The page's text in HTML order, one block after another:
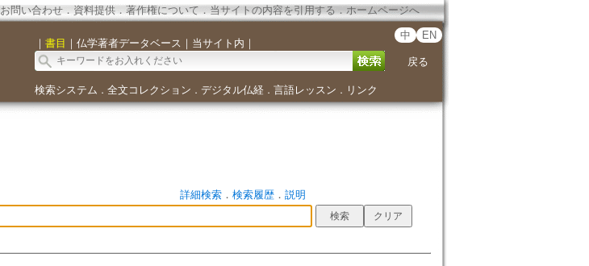
お問い合わせ． 資料提供． 著作権について．当サイトの内容を引用する ． ホームページへ
｜ 書目 ｜ 仏学著者データベース ｜ 当サイト内 ｜
中 EN
戻る
検索システム ． 全文コレクション ． デジタル仏経． 言語レッスン ． リンク
詳細検索． 検索履歴． 説明